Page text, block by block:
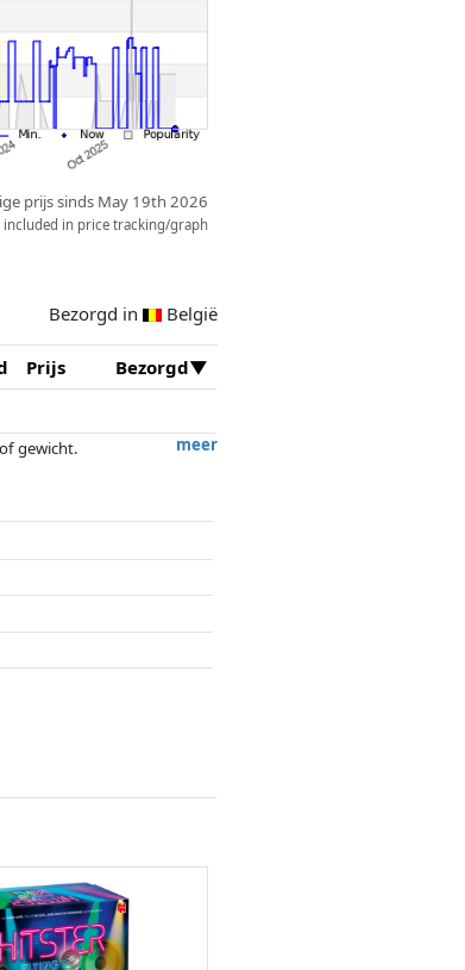
prijs sinds May 19th 2026
in price tracking/graph
Bezorgd in België
Prijs
Bezorgd
meer
gewicht.